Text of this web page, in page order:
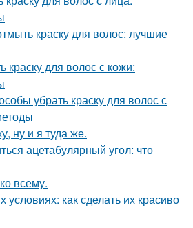
краску для волос: лучшие
краску для волос с кожи:
убрать краску для волос с
ну и я туда же.
ацетабулярный угол: что
всему.
как сделать их красиво